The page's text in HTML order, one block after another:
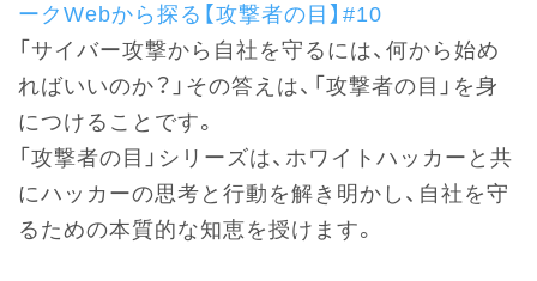
ークWebから探る【攻撃者の目】#10
「サイバー攻撃から自社を守るには、何から始め
ればいいのか？」その答えは、「攻撃者の目」を身
につけることです。
「攻撃者の目」シリーズは、ホワイトハッカーと共
にハッカーの思考と行動を解き明かし、自社を守
るための本質的な知恵を授けます。